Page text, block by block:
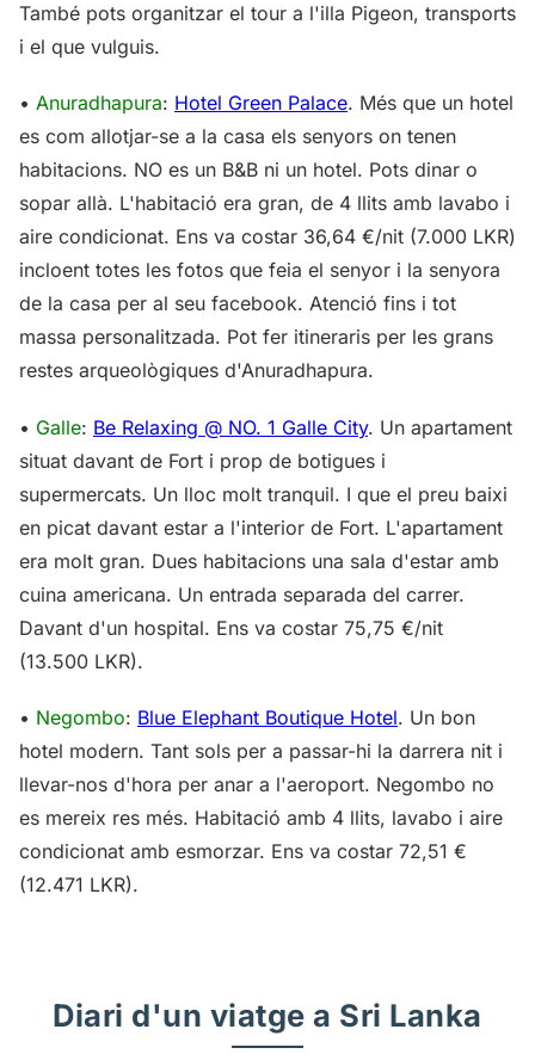
També pots organitzar el tour a l'illa Pigeon, transports
i el que vulguis.
• Anuradhapura: Hotel Green Palace. Més que un hotel
es com allotjar-se a la casa els senyors on tenen
habitacions. NO es un B&B ni un hotel. Pots dinar o
sopar allà. L'habitació era gran, de 4 llits amb lavabo i
aire condicionat. Ens va costar 36,64 €/nit (7.000 LKR)
incloent totes les fotos que feia el senyor i la senyora
de la casa per al seu facebook. Atenció fins i tot
massa personalitzada. Pot fer itineraris per les grans
restes arqueològiques d'Anuradhapura.
• Galle: Be Relaxing @ NO. 1 Galle City. Un apartament
situat davant de Fort i prop de botigues i
supermercats. Un lloc molt tranquil. I que el preu baixi
en picat davant estar a l'interior de Fort. L'apartament
era molt gran. Dues habitacions una sala d'estar amb
cuina americana. Un entrada separada del carrer.
Davant d'un hospital. Ens va costar 75,75 €/nit
(13.500 LKR).
• Negombo: Blue Elephant Boutique Hotel. Un bon
hotel modern. Tant sols per a passar-hi la darrera nit i
llevar-nos d'hora per anar a l'aeroport. Negombo no
es mereix res més. Habitació amb 4 llits, lavabo i aire
condicionat amb esmorzar. Ens va costar 72,51 €
(12.471 LKR).
Diari d'un viatge a Sri Lanka